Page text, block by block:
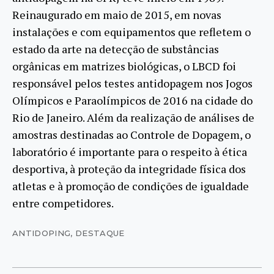
Reinaugurado em maio de 2015, em novas
instalações e com equipamentos que refletem o
estado da arte na detecção de substâncias
orgânicas em matrizes biológicas, o LBCD foi
responsável pelos testes antidopagem nos Jogos
Olímpicos e Paraolímpicos de 2016 na cidade do
Rio de Janeiro. Além da realização de análises de
amostras destinadas ao Controle de Dopagem, o
laboratório é importante para o respeito à ética
desportiva, à proteção da integridade física dos
atletas e à promoção de condições de igualdade
entre competidores.
ANTIDOPING, DESTAQUE